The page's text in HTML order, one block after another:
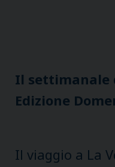
Il settimanale
Edizione
Il viaggio a La